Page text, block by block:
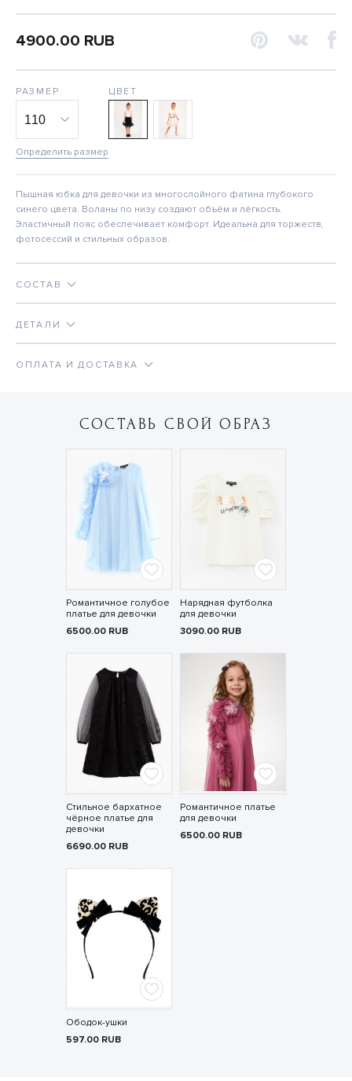
4900.00 RUB
РАЗМЕР
Определить размер
ЦВЕТ
Пышная юбка для девочки из многослойного фатина глубокого
синего цвета. Воланы по низу создают объём и лёгкость.
Эластичный пояс обеспечивает комфорт. Идеальна для торжеств,
фотосессий и стильных образов.
СОСТАВ
ДЕТАЛИ
ОПЛАТА И ДОСТАВКА
СОСТАВЬ СВОЙ ОБРАЗ
Романтичное голубое
платье для девочки
6500.00 RUB
Нарядная футболка
для девочки
3090.00 RUB
Стильное бархатное
чёрное платье для
девочки
6690.00 RUB
Романтичное платье
для девочки
6500.00 RUB
Ободок-ушки
597.00 RUB